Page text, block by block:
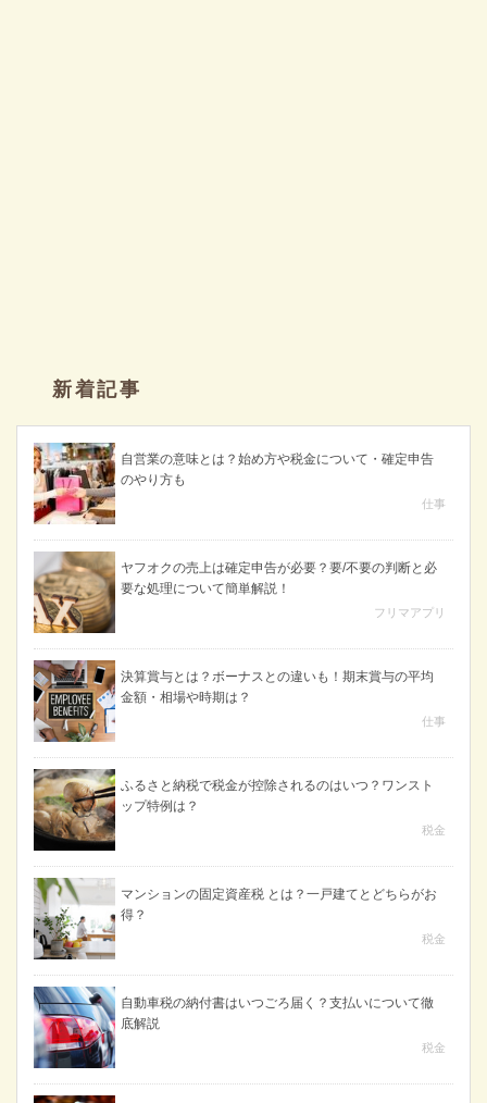
新着記事
自営業の意味とは？始め方や税金について・確定申告
のやり方も
仕事
ヤフオクの売上は確定申告が必要？要/不要の判断と必
要な処理について簡単解説！
フリマアプリ
決算賞与とは？ボーナスとの違いも！期末賞与の平均
金額・相場や時期は？
仕事
ふるさと納税で税金が控除されるのはいつ？ワンスト
ップ特例は？
税金
マンションの固定資産税 とは？一戸建てとどちらがお
得？
税金
自動車税の納付書はいつごろ届く？支払いについて徹
底解説
税金